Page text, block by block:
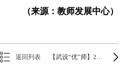
（来源：教师发展中心）
返回列表 【武设“优”师】2023教学管理一等奖：韩洁——规范管理 用心服务